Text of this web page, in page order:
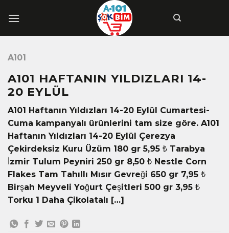
atla
A101
A101 HAFTANIN YILDIZLARI 14-
20 EYLÜL
A101 Haftanın Yıldızları 14-20 Eylül Cumartesi-
Cuma kampanyalı ürünlerini tam size göre. A101
Haftanın Yıldızları 14-20 Eylül Çerezya
Çekirdeksiz Kuru Üzüm 180 gr 5,95 ₺ Tarabya
İzmir Tulum Peyniri 250 gr 8,50 ₺ Nestle Corn
Flakes Tam Tahıllı Mısır Gevreği 650 gr 7,95 ₺
Birşah Meyveli Yoğurt Çeşitleri 500 gr 3,95 ₺
Torku 1 Daha Çikolatalı […]